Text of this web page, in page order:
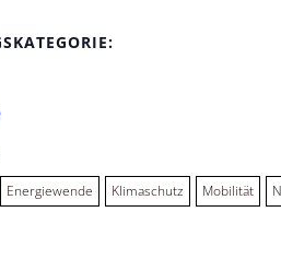
Energiewende Klimaschutz Mobilität